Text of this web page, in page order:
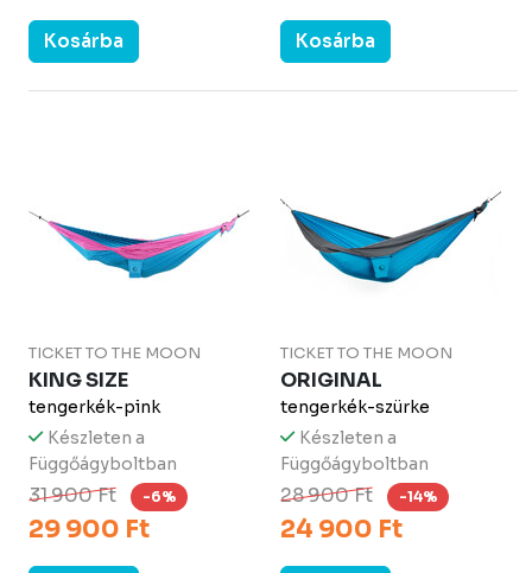
Kosárba Kosárba
TICKET TO THE MOON
KING SIZE
tengerkék-pink
Készleten a
Függőágyboltban
31 900 Ft -6%
29 900 Ft
TICKET TO THE MOON
ORIGINAL
tengerkék-szürke
Készleten a
Függőágyboltban
28 900 Ft -14%
24 900 Ft